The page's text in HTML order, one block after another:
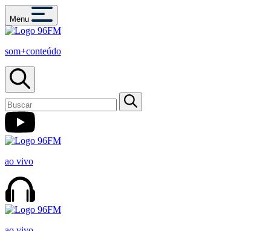
Menu
som+conteúdo
ao vivo